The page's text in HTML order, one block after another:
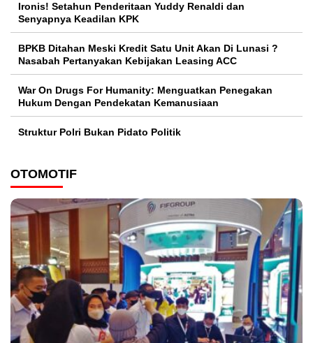
Ironis! Setahun Penderitaan Yuddy Renaldi dan
Senyapnya Keadilan KPK
BPKB Ditahan Meski Kredit Satu Unit Akan Di Lunasi ?
Nasabah Pertanyakan Kebijakan Leasing ACC
War On Drugs For Humanity: Menguatkan Penegakan
Hukum Dengan Pendekatan Kemanusiaan
Struktur Polri Bukan Pidato Politik
OTOMOTIF